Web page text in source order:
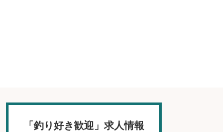
「釣り好き歓迎」求人情報